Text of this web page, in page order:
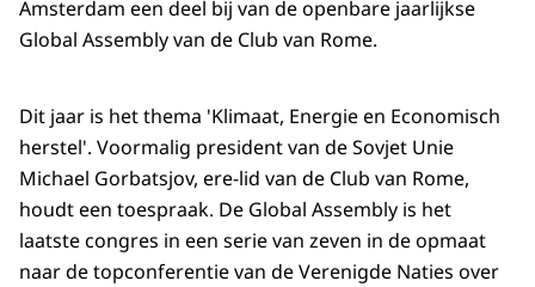
Amsterdam een deel bij van de openbare jaarlijkse
Global Assembly van de Club van Rome.
Dit jaar is het thema 'Klimaat, Energie en Economisch
herstel'. Voormalig president van de Sovjet Unie
Michael Gorbatsjov, ere-lid van de Club van Rome,
houdt een toespraak. De Global Assembly is het
laatste congres in een serie van zeven in de opmaat
naar de topconferentie van de Verenigde Naties over